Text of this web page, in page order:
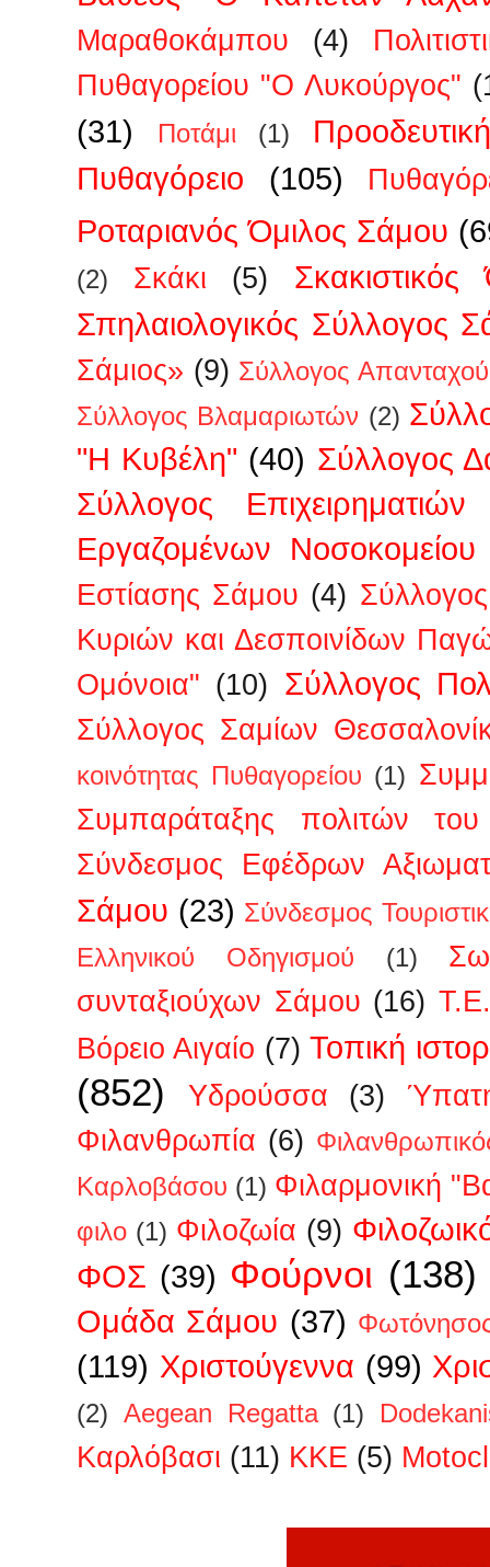
Μαραθοκάμπου (4)
Πυθαγορείου "Ο Λυκούργος"
(31) Ποτάμι (1)
Πυθαγόρειο
(105)
Ροταριανός Όμιλος Σάμου
(2) Σκάκι (5)
Σπηλαιολογικός Σύλλογος
Σάμιος» (9) Σύλλογος
Σύλλογος Βλαμαριωτών (2)
"Η Κυβέλη" (40) Σύλλογος
Σύλλογος
Εργαζομένων
Εστίασης Σάμου (4)
Κυριών και Δεσποινίδων
Ομόνοια" (10) Σύλλογος
Σύλλογος Σαμίων
κοινότητας Πυθαγορείου (1)
Συμπαράταξης πολιτών του
Σύνδεσμος Εφέδρων
Σάμου (23) Σύνδεσμος
Ελληνικού Οδηγισμού
(1)
συνταξιούχων Σάμου (16)
Βόρειο Αιγαίο (7) Τοπική
(852) Υδρούσσα (3)
Φιλανθρωπία (6)
Καρλοβάσου (1) Φιλαρμονική
φιλο (1) Φιλοζωία (9)
ΦΟΣ (39) Φούρνοι (138)
Ομάδα Σάμου (37)
(119) Χριστούγεννα (99)
(2) Aegean Regatta (1)
Kαρλόβασι (11) KKE (5)